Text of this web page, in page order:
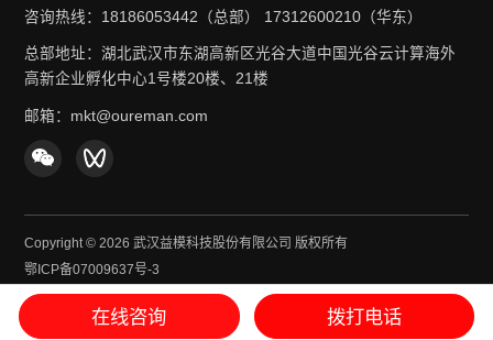
咨询热线：18186053442（总部） 17312600210（华东）
总部地址：湖北武汉市东湖高新区光谷大道中国光谷云计算海外
高新企业孵化中心1号楼20楼、21楼
邮箱：mkt@oureman.com
Copyright © 2026 武汉益模科技股份有限公司 版权所有
鄂ICP备07009637号-3
鄂公网安备 42018502001180号
在线咨询 拨打电话